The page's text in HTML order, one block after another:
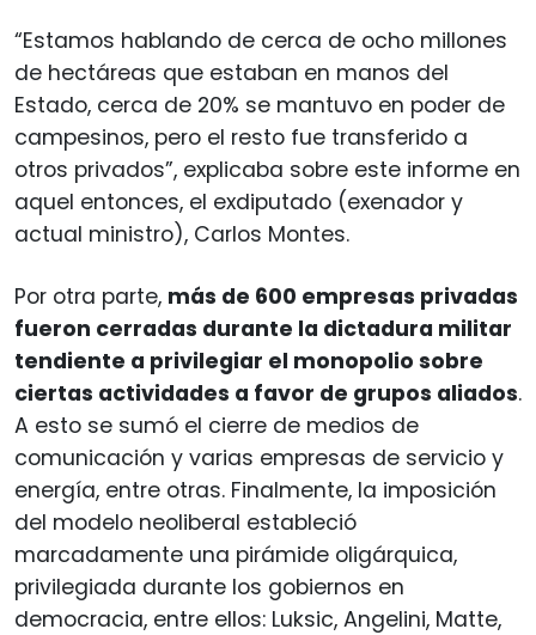
“Estamos hablando de cerca de ocho millones
de hectáreas que estaban en manos del
Estado, cerca de 20% se mantuvo en poder de
campesinos, pero el resto fue transferido a
otros privados”, explicaba sobre este informe en
aquel entonces, el exdiputado (exenador y
actual ministro), Carlos Montes.
Por otra parte, más de 600 empresas privadas
fueron cerradas durante la dictadura militar
tendiente a privilegiar el monopolio sobre
ciertas actividades a favor de grupos aliados.
A esto se sumó el cierre de medios de
comunicación y varias empresas de servicio y
energía, entre otras. Finalmente, la imposición
del modelo neoliberal estableció
marcadamente una pirámide oligárquica,
privilegiada durante los gobiernos en
democracia, entre ellos: Luksic, Angelini, Matte,